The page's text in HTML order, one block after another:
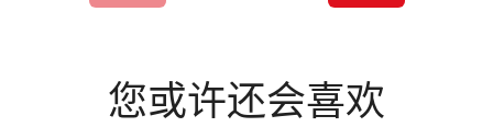
您或许还会喜欢